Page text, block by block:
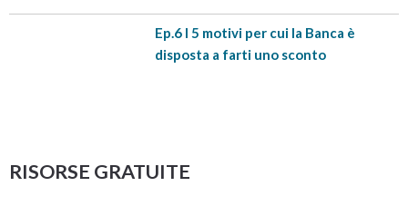
Ep.6 I 5 motivi per cui la Banca è
disposta a farti uno sconto
RISORSE GRATUITE